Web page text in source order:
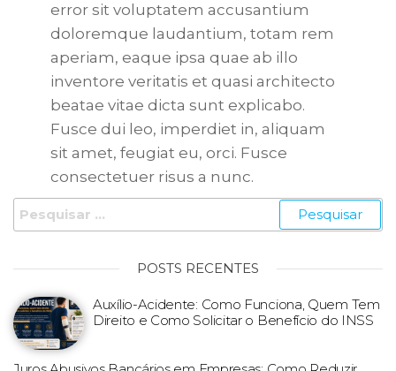
error sit voluptatem accusantium
doloremque laudantium, totam rem
aperiam, eaque ipsa quae ab illo
inventore veritatis et quasi architecto
beatae vitae dicta sunt explicabo.
Fusce dui leo, imperdiet in, aliquam
sit amet, feugiat eu, orci. Fusce
consectetuer risus a nunc.
POSTS RECENTES
Auxílio-Acidente: Como Funciona, Quem Tem
Direito e Como Solicitar o Benefício do INSS